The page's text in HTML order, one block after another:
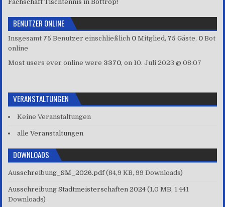
Fachschaft Tischtennis in Bottrop!
BENUTZER ONLINE
Insgesamt 75 Benutzer einschließlich 0 Mitglied, 75 Gäste, 0 Bot
online
Most users ever online were 3370, on 10. Juli 2023 @ 08:07
VERANSTALTUNGEN
Keine Veranstaltungen
alle Veranstaltungen
DOWNLOADS
Ausschreibung_SM_2026.pdf(84,9 KB, 99 Downloads)
Ausschreibung Stadtmeisterschaften 2024 (1,0 MB, 1.441
Downloads)